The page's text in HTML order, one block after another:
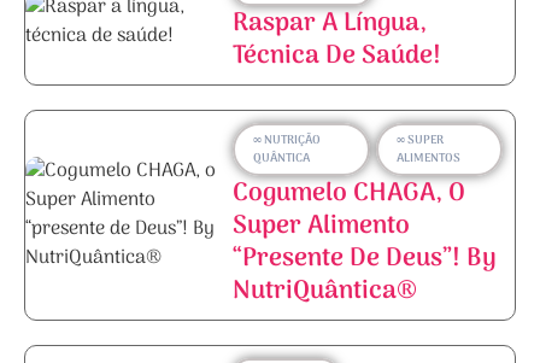
Raspar A Língua,
Técnica De Saúde!
∞ NUTRIÇÃO
QUÂNTICA
∞ SUPER
ALIMENTOS
Cogumelo CHAGA, O
Super Alimento
“presente De Deus”! By
NutriQuântica®